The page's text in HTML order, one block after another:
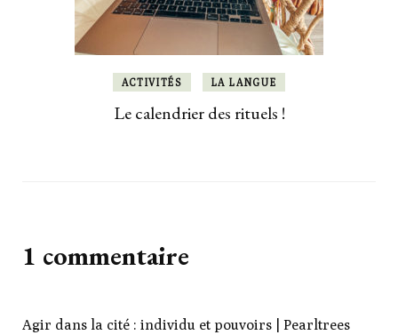
ACTIVITÉS LA LANGUE
Le calendrier des rituels !
1 commentaire
Agir dans la cité : individu et pouvoirs | Pearltrees